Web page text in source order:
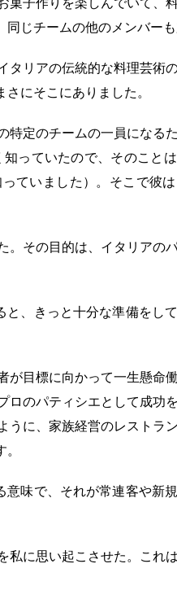
子作りを楽しんでいて、
じチームの他のメンバーも
リアの伝統的な料理芸術
にそこにありました。
定のチームの一員になる
っていたので、そのこと
ていました）。そこで彼
その目的は、イタリアの
、きっと十分な準備をし
目標に向かって一生懸命
のパティシエとして成功
に、家族経営のレストラ
味で、それが常連客や新
に思い起こさせた。これ